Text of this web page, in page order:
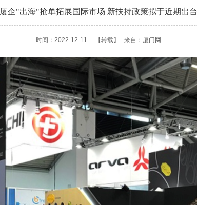
厦企"出海"抢单拓展国际市场 新扶持政策拟于近期出台
时间：2022-12-11 【转载】 来自： 厦门网